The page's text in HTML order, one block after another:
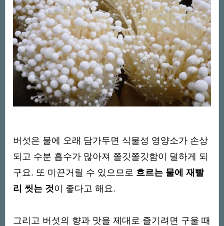
버섯은 물에 오래 담가두면 식물성 영양소가 손상
되고 수분 흡수가 많아져 쫄깃쫄깃함이 덜하게 되
구요. 또 미끈거릴 수 있으므로 흐르는 물에 재빨
리 씻는 것이 좋다고 해요.
그리고 버섯의 향과 맛을 제대로 즐기려면 구울 때